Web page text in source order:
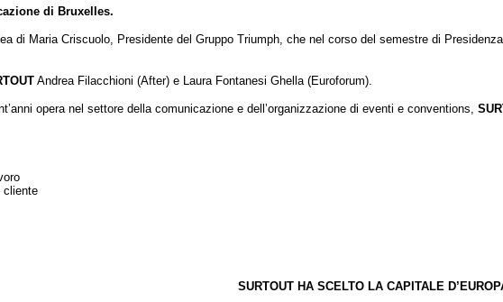
di Bruxelles.
di Maria Criscuolo, Presidente del Gruppo Triumph, che nel corso del semestre di
Andrea Filacchioni (After) e Laura Fontanesi Ghella (Euroforum).
opera nel settore della comunicazione e dell’organizzazione di eventi e conventions,
cliente
SURTOUT HA SCELTO LA CAPITALE